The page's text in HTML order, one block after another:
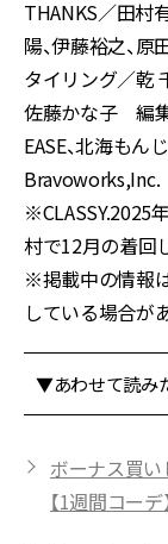
THANKS／田村有
陽、伊藤裕之、
タイリング／乾
佐藤かな子 編
EASE、北海も
Bravoworks,Inc.
※CLASSY.2025
村で12月の着回
※掲載中の情報
している場合が
▼あわせて読み
ボーナス買い
【1週間コーデ